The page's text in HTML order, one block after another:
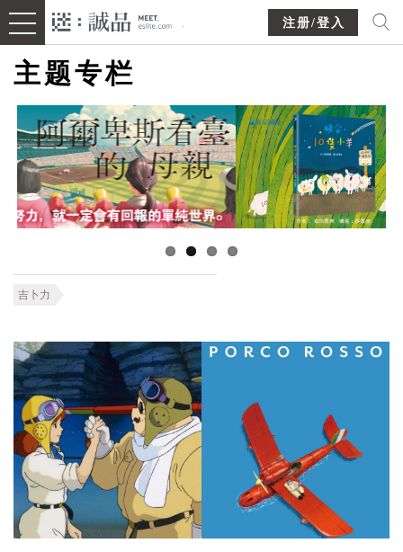
注册/登入
主题专栏
吉卜力